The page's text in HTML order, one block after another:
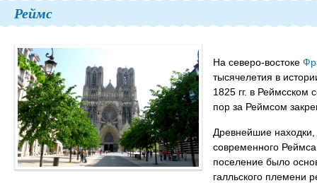
Реймс
На северо-востоке
тысячелетия в
1825 гг. в Реймсском
пор за Реймсом
Древнейшие
современного
поселение было
галльского племени